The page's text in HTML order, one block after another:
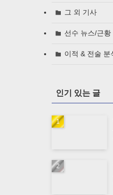
그 외 기사
선수 뉴스/근황
이적 & 전술 분
인기 있는 글